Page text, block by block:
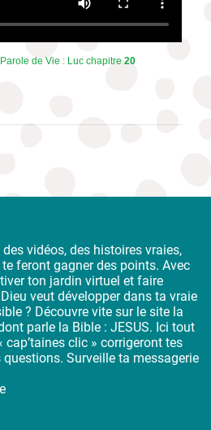
de Vie : Luc chapitre 20
vidéos, des histoires vraies,
feront gagner des points. Avec
ton jardin virtuel et faire
veut développer dans ta vraie
? Découvre vite sur le site la
parle la Bible : JESUS. Ici tout
clic » corrigeront tes
Surveille ta messagerie